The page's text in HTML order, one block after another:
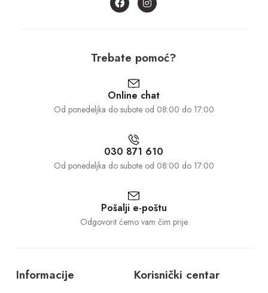
Trebate pomoć?
Online chat
Od ponedeljka do subote od 08:00 do 17:00
030 871 610
Od ponedeljka do subote od 08:00 do 17:00
Pošalji e-poštu
Odgovorit ćemo vam čim prije
Informacije Korisnički centar